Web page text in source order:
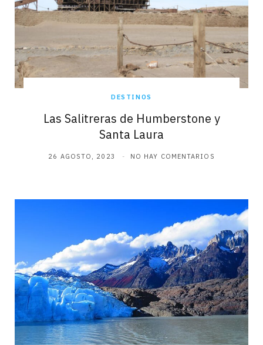
DESTINOS
Las Salitreras de Humberstone y
Santa Laura
26 AGOSTO, 2023 NO HAY COMENTARIOS